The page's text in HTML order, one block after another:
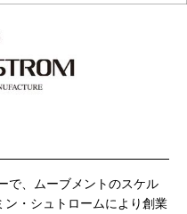
で、ムーブメントのスケル
ン・シュトロームにより創業